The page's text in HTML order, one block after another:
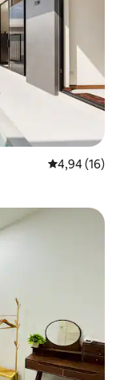
4,94 av 5 i
4,94 (16)